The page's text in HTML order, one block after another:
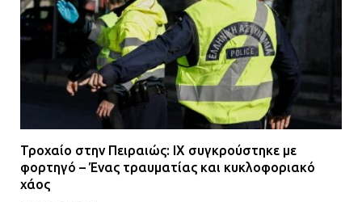
Τροχαίο στην Πειραιώς: ΙΧ συγκρούστηκε με
φορτηγό – Ένας τραυματίας και κυκλοφοριακό
χάος